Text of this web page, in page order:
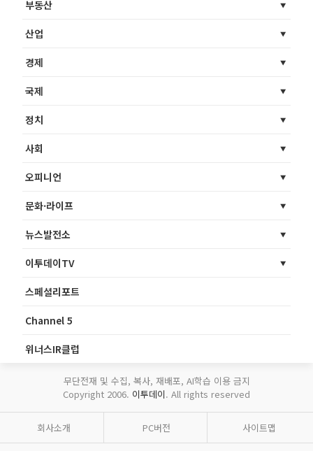
부동산
산업
경제
국제
정치
사회
오피니언
문화·라이프
뉴스발전소
이투데이TV
스페셜리포트
Channel 5
위너스IR클럽
무단전재 및 수집, 복사, 재배포, AI학습 이용 금지
Copyright 2006. 이투데이. All rights reserved
회사소개 PC버전 사이트맵